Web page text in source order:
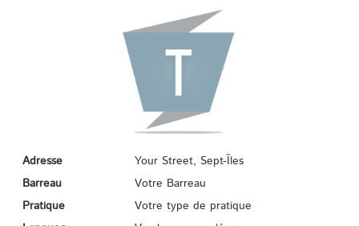
Adresse
Your Street, Sept-Îles
Barreau
Votre Barreau
Pratique
Votre type de pratique